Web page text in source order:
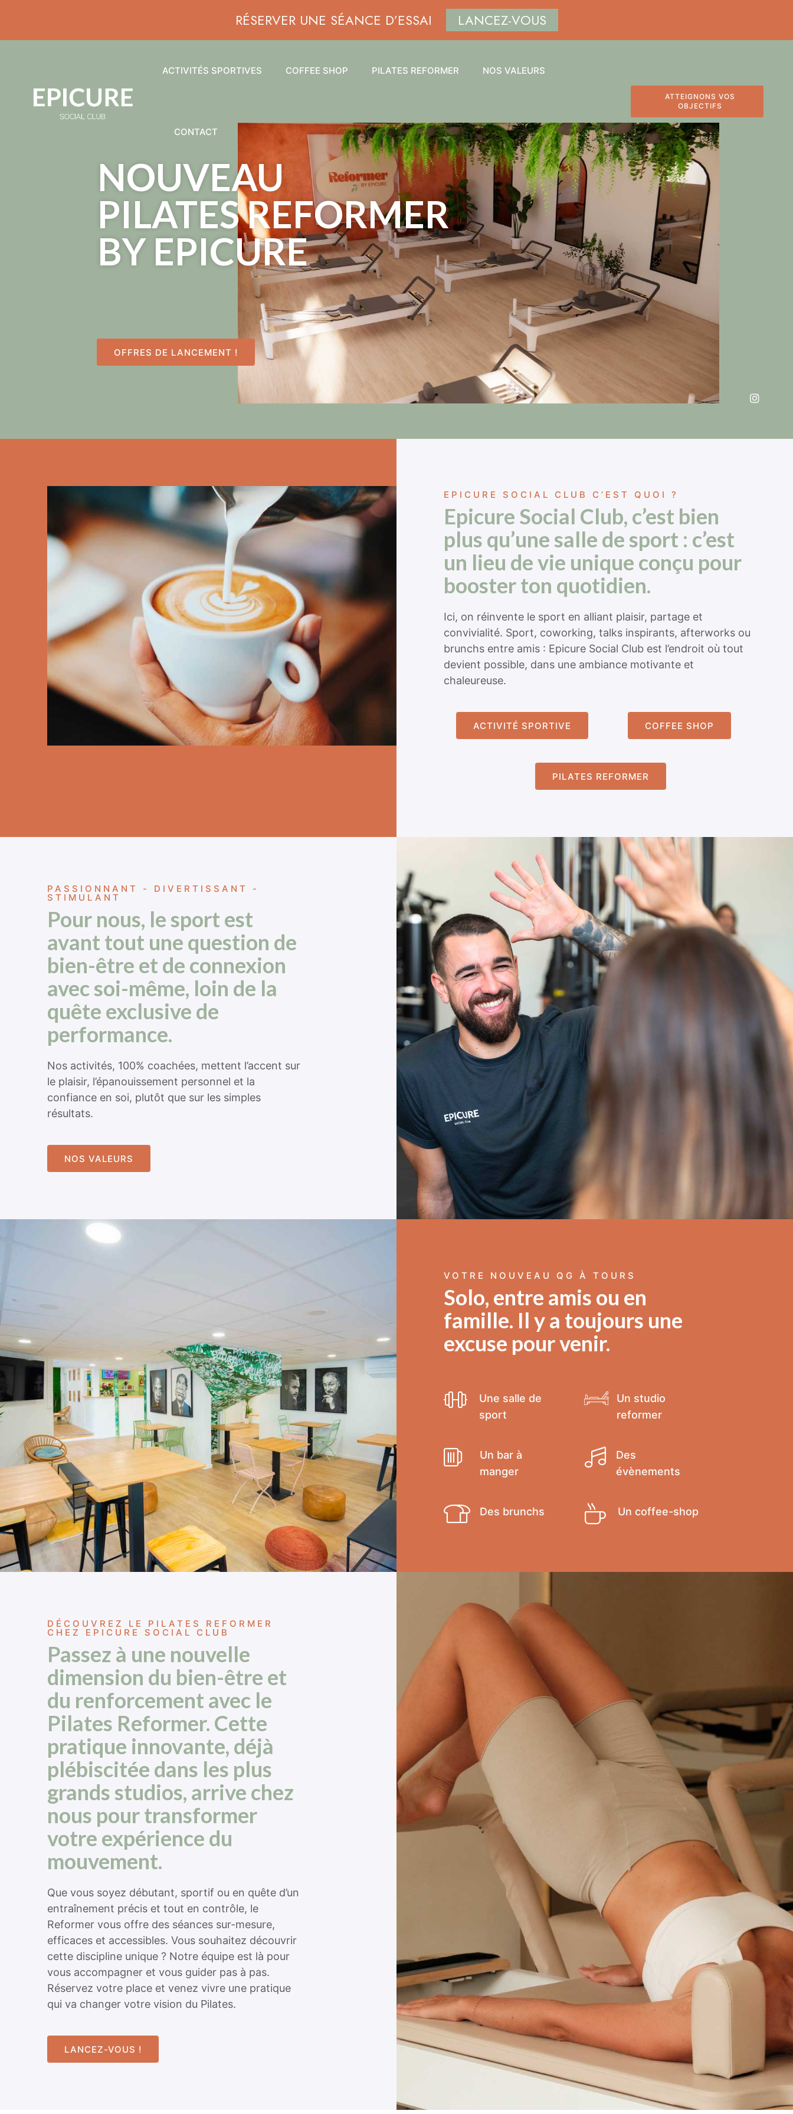
RÉSERVER UNE SÉANCE D’ESSAI LANCEZ-VOUS
ACTIVITÉS SPORTIVES COFFEE SHOP PILATES REFORMER NOS VALEURS
CONTACT
ATTEIGNONS VOS
OBJECTIFS
NOUVEAU
PILATES REFORMER
BY EPICURE
OFFRES DE LANCEMENT !
EPICURE SOCIAL CLUB C’EST QUOI ?
Epicure Social Club, c’est bien
plus qu’une salle de sport : c’est
un lieu de vie unique conçu pour
booster ton quotidien.
Ici, on réinvente le sport en alliant plaisir, partage et
convivialité. Sport, coworking, talks inspirants, afterworks ou
brunchs entre amis : Epicure Social Club est l’endroit où tout
devient possible, dans une ambiance motivante et
chaleureuse.
ACTIVITÉ SPORTIVE COFFEE SHOP
PILATES REFORMER
PASSIONNANT - DIVERTISSANT -
STIMULANT
Pour nous, le sport est
avant tout une question de
bien-être et de connexion
avec soi-même, loin de la
quête exclusive de
performance.
Nos activités, 100% coachées, mettent l’accent sur
le plaisir, l’épanouissement personnel et la
confiance en soi, plutôt que sur les simples
résultats.
NOS VALEURS
VOTRE NOUVEAU QG À TOURS
Solo, entre amis ou en
famille. Il y a toujours une
excuse pour venir.
Une salle de
sport
Un studio
reformer
Un bar à
manger
Des
évènements
Des brunchs Un coffee-shop
DÉCOUVREZ LE PILATES REFORMER
CHEZ EPICURE SOCIAL CLUB
Passez à une nouvelle
dimension du bien-être et
du renforcement avec le
Pilates Reformer. Cette
pratique innovante, déjà
plébiscitée dans les plus
grands studios, arrive chez
nous pour transformer
votre expérience du
mouvement.
Que vous soyez débutant, sportif ou en quête d’un
entraînement précis et tout en contrôle, le
Reformer vous offre des séances sur-mesure,
efficaces et accessibles. Vous souhaitez découvrir
cette discipline unique ? Notre équipe est là pour
vous accompagner et vous guider pas à pas.
Réservez votre place et venez vivre une pratique
qui va changer votre vision du Pilates.
LANCEZ-VOUS !